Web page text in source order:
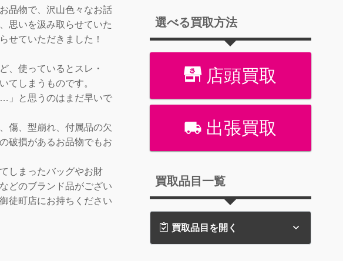
品物で、沢山色々なお話
思いを汲み取らせていた
せていただきました！
、使っているとスレ・
てしまうものです。
」と思うのはまだ早いで
傷、型崩れ、付属品の欠
破損があるお品物でもお
しまったバッグやお財
どのブランド品がござい
徒町店にお持ちください
選べる買取方法
店頭買取
出張買取
買取品目一覧
買取品目を開く